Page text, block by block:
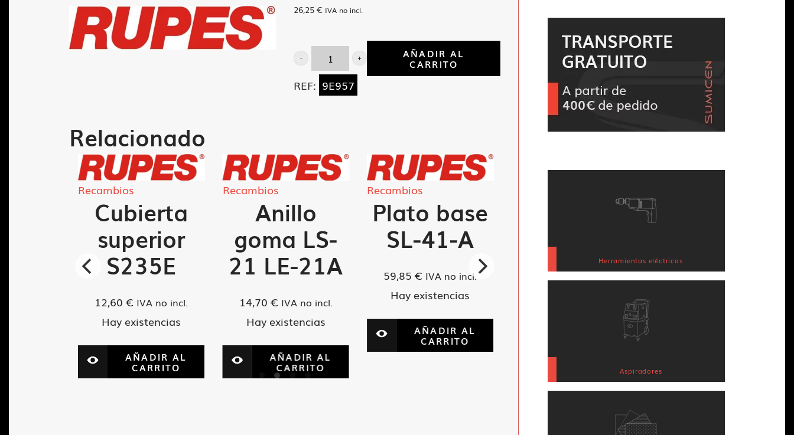
26,25 € IVA no incl.
Escoba
de
AÑADIR AL
CARRITO
REF: 9E957
Relacionado
Recambios
Cubierta
superior
S235E
12,60€ IVA no incl.
Hay existencias
AÑADIR AL
CARRITO
Recambios
Anillo
goma LS-
21 LE-21A
14,70 € IVA no incl.
Hay existencias
AÑADIR AL
CARRITO
Recambios
Plato base
SL-41-A
59,85€ IVA no incl.
Hay existencias
AÑADIR AL
CARRITO
Herramientas eléctricas
Aspiradores